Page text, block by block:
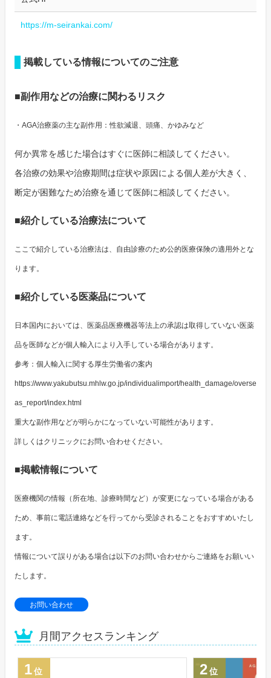
https://m-seirankai.com/
掲載している情報についてのご注意
■副作用などの治療に関わるリスク
・AGA治療薬の主な副作用：性欲減退、頭痛、かゆみなど
何か異常を感じた場合はすぐに医師に相談してください。
各治療の効果や治療期間は症状や原因による個人差が大きく、
断定が困難なため治療を通じて医師に相談してください。
■紹介している治療法について
ここで紹介している治療法は、自由診療のため公的医療保険の適用外とな
ります。
■紹介している医薬品について
日本国内においては、医薬品医療機器等法上の承認は取得していない医薬
品を医師などが個人輸入により入手している場合があります。
参考：個人輸入に関する厚生労働省の案内
https://www.yakubutsu.mhlw.go.jp/individualimport/health_damage/overse
as_report/index.html
重大な副作用などが明らかになっていない可能性があります。
詳しくはクリニックにお問い合わせください。
■掲載情報について
医療機関の情報（所在地、診療時間など）が変更になっている場合がある
ため、事前に電話連絡などを行ってから受診されることをおすすめいたし
ます。
情報について誤りがある場合は以下のお問い合わせからご連絡をお願いい
たします。
お問い合わせ
月間アクセスランキング
1位 2位